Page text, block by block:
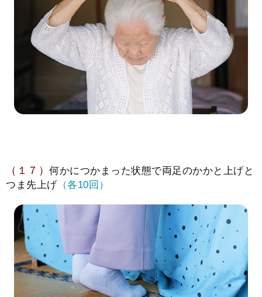
（１７） 何かにつかまった状態で両足のかかと上げと
つま先上げ （各10回）